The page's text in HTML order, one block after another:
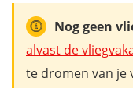
Nog geen
alvast de
te dromen van je